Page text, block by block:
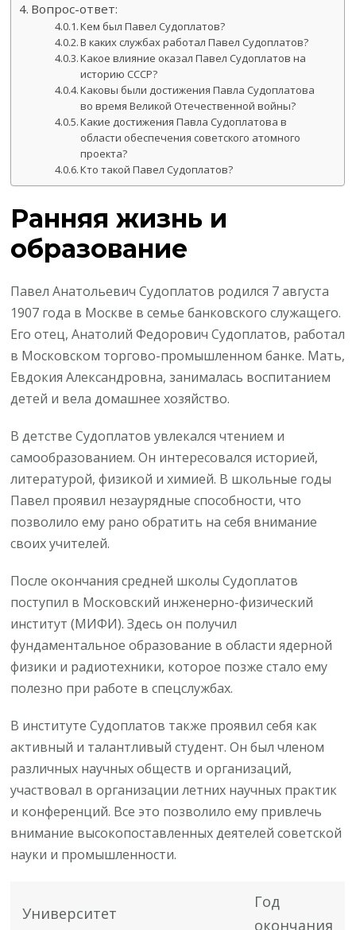
Вопрос-ответ:
Кем был Павел Судоплатов?
В каких службах работал Павел Судоплатов?
Какое влияние оказал Павел Судоплатов на
историю СССР?
Каковы были достижения Павла Судоплатова
во время Великой Отечественной войны?
Какие достижения Павла Судоплатова в
области обеспечения советского атомного
проекта?
Кто такой Павел Судоплатов?
Ранняя жизнь и
образование
Павел Анатольевич Судоплатов родился 7 августа
1907 года в Москве в семье банковского служащего.
Его отец, Анатолий Федорович Судоплатов, работал
в Московском торгово-промышленном банке. Мать,
Евдокия Александровна, занималась воспитанием
детей и вела домашнее хозяйство.
В детстве Судоплатов увлекался чтением и
самообразованием. Он интересовался историей,
литературой, физикой и химией. В школьные годы
Павел проявил незаурядные способности, что
позволило ему рано обратить на себя внимание
своих учителей.
После окончания средней школы Судоплатов
поступил в Московский инженерно-физический
институт (МИФИ). Здесь он получил
фундаментальное образование в области ядерной
физики и радиотехники, которое позже стало ему
полезно при работе в спецслужбах.
В институте Судоплатов также проявил себя как
активный и талантливый студент. Он был членом
различных научных обществ и организаций,
участвовал в организации летних научных практик
и конференций. Все это позволило ему привлечь
внимание высокопоставленных деятелей советской
науки и промышленности.
Университет
Год
окончания